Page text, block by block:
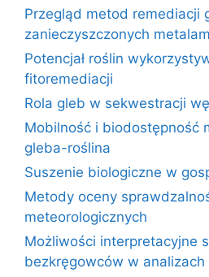
Przegląd metod remediacji
zanieczyszczonych
Potencjał roślin
fitoremediacji
Rola gleb w sekwestracji
Mobilność i biodostępność
gleba-roślina
Suszenie biologiczne w
Metody oceny
meteorologicznych
Możliwości interpretacyjne
bezkręgowców w